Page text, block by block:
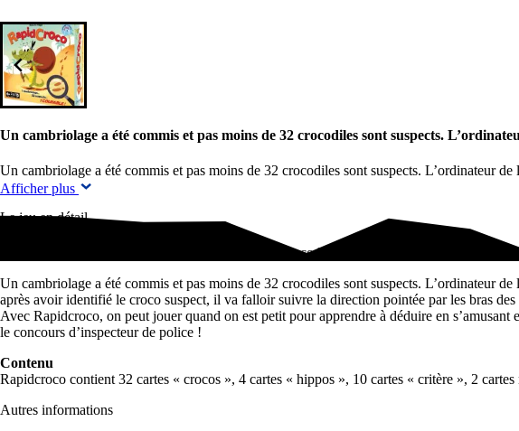
Un cambriolage a été commis et pas moins de 32 crocodiles sont suspects.
Un cambriolage a été commis et pas moins de 32 crocodiles sont suspects. L’ordinateur
Afficher plus
Le jeu en détail
Un cambriolage a été commis et pas moins de 32 crocodiles sont suspects. L’ordinateur
Un cambriolage a été commis et pas moins de 32 crocodiles sont suspects. L’ordinateur
après avoir identifié le croco suspect, il va falloir suivre la direction pointée par les bras
Avec Rapidcroco, on peut jouer quand on est petit pour apprendre à déduire en
le concours d’inspecteur de police !
Contenu
Rapidcroco contient 32 cartes « crocos », 4 cartes « hippos », 10 cartes « critère », 2 cartes
Autres informations